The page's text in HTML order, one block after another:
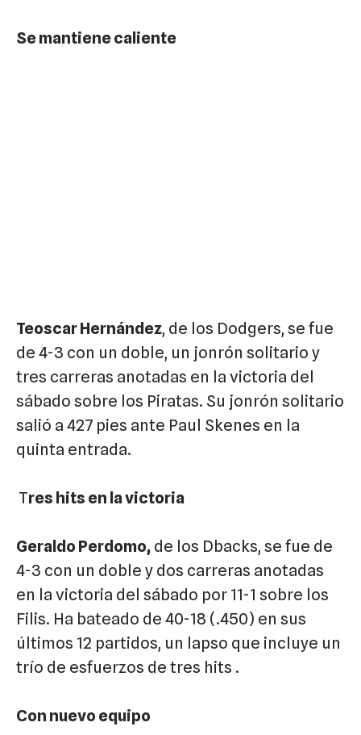
Se mantiene caliente
Teoscar Hernández, de los Dodgers, se fue
de 4-3 con un doble, un jonrón solitario y
tres carreras anotadas en la victoria del
sábado sobre los Piratas. Su jonrón solitario
salió a 427 pies ante Paul Skenes en la
quinta entrada.
Tres hits en la victoria
Geraldo Perdomo, de los Dbacks, se fue de
4-3 con un doble y dos carreras anotadas
en la victoria del sábado por 11-1 sobre los
Filis. Ha bateado de 40-18 (.450) en sus
últimos 12 partidos, un lapso que incluye un
trío de esfuerzos de tres hits .
Con nuevo equipo